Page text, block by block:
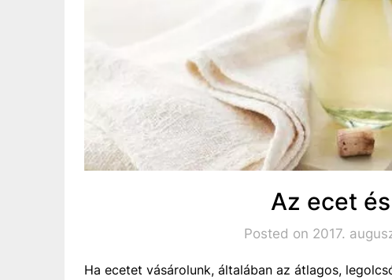
Az ecet
Posted on 2017.
Ha ecetet vásárolunk, általában az átlagos,